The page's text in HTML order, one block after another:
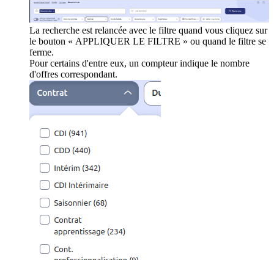
La recherche est relancée avec le filtre quand vous cliquez sur
le bouton « APPLIQUER LE FILTRE » ou quand le filtre se
ferme.
Pour certains d'entre eux, un compteur indique le nombre
d'offres correspondant.